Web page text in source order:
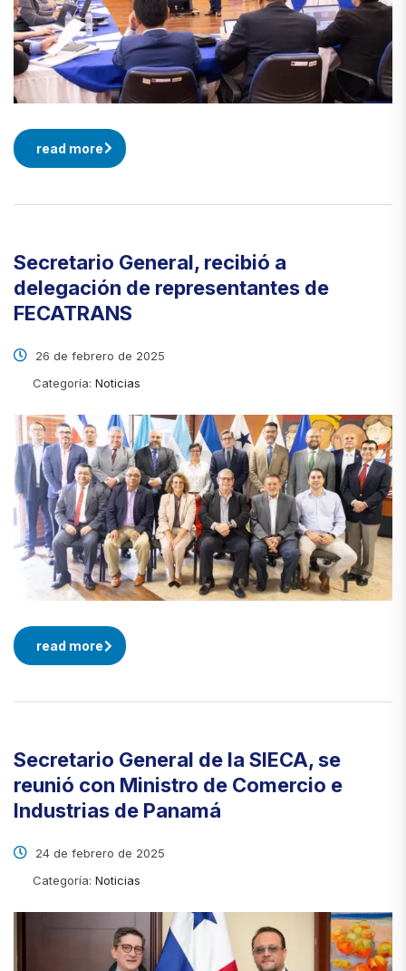
read more
Secretario General, recibió a
delegación de representantes de
FECATRANS
26 de febrero de 2025
Categoría: Noticias
read more
Secretario General de la SIECA, se
reunió con Ministro de Comercio e
Industrias de Panamá
24 de febrero de 2025
Categoría: Noticias